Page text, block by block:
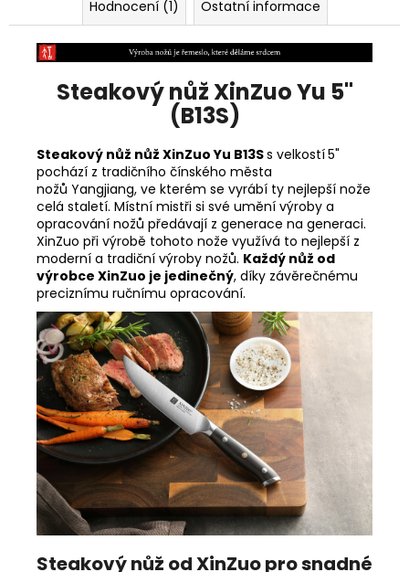
Hodnocení (1)
Ostatní informace
Steakový nůž XinZuo Yu 5"
(B13S)
Steakový nůž nůž XinZuo Yu B13Ss velkostí5"
pochází z tradičního čínského města
nožů Yangjiang, ve kterém se vyrábí ty nejlepší nože
celá staletí. Místní mistři si své umění výroby a
opracování nožů předávají z generace na generaci.
XinZuo při výrobě tohoto nože využívá to nejlepší z
moderní a tradiční výroby nožů. Každý nůž od
výrobce XinZuo je jedinečný, díky závěrečnému
preciznímu ručnímu opracování.
Steakový nůž od XinZuo pro snadné